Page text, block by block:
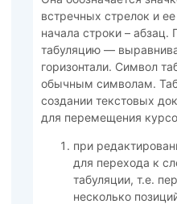
встречных стрелок и
начала строки – абзац.
табуляцию —
горизонтали. Символ
обычным символам.
создании текстовых
для перемещения
при
для перехода к
табуляции, т.е.
несколько